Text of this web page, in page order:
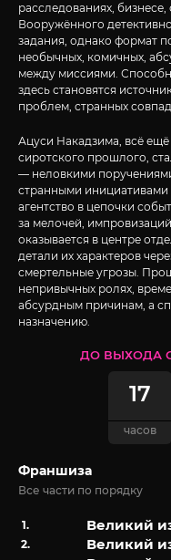
расследованиях,
Вооружённого
задания, однако формат
необычных, комичных,
между миссиями.
здесь становятся
проблем, странных
Ацуси Накадзима, всё
сиротского прошлого,
— неловкими
странными инициативами
агентство в цепочки
за мелочей,
оказывается в центре
детали их характеров
смертельные угрозы.
непривычных ролях,
абсурдным причинам, а
назначению.
ДО ВЫХОДА
17
часов
Франшиза
Все части по порядку
Великий
Великий